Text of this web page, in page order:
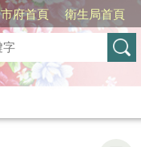
市府首頁 衛生局首頁